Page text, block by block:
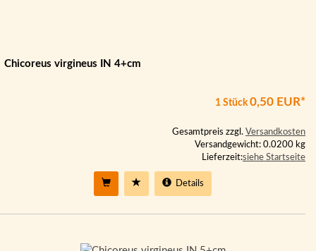
Chicoreus virgineus IN 4+cm
1 Stück0,50 EUR*
Gesamtpreis zzgl. Versandkosten
Versandgewicht: 0.0200 kg
Lieferzeit:siehe Startseite
Details